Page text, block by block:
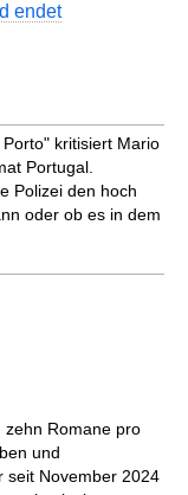
endet
kritisiert Mario
Portugal.
Polizei den hoch
oder ob es in dem
zehn Romane pro
und
seit November 2024